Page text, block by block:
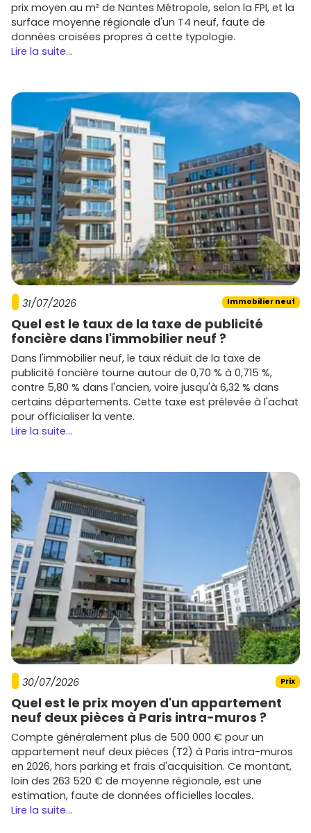
communes.
Sécurité d'achat: garanties VEFA,frais de notaire
réduits, livraison phasée.
programmes à suivre
Plusieurs promoteursnationaux et régionaux
interviennent régulièrement dans le secteur, avec des
opérations près de la gare, à
Villaroy
ou autour de la
base de loisirs :
Bouygues Immobilier
etNexity: large choix familial,
souvent avec espaces verts et commerces en pied
d'immeuble.
Cogedim,Kaufman & BroadetEiffage Immobilier:
résidences de standing, belles finitions et surfaces
généreuses.
Icade,MarignanetPitch Promotion: adresses
proches des transports et cœurs de quartier.
Interconstruction
,Groupe
Gambetta: acteurs franciliens avec une bonne
lecture des besoins locaux.
Sur Vivre dans le neuf, tu peux comparer les prestations
(plans, expositions, prix, stationnements) et suivre
l'avancement des chantiers par quartier.
Immobilier neuf Montigny-le-
Bretonneux : conseils pratiques pour
Définis ton budget
en intégrant le financement,
l'assurance et une éventuelle marge pour les options
(cuisine, revêtements).
Vérifie ton éligibilité au
(zone tendue) pour une
résidence principale, et les aides locales éventuelles.
Pour l'investissement, renseigne-toi sur le cadre fiscal
actuel (le dispositifPinel
a pris fin au niveau
national) et envisage lemeublé (LMNP)ou la
location longue durée près de la gare.
Compare les plans: double orientation, rangements,
hauteur sous plafond, qualité des extérieurs, parking
et cave.
Priorise lesquartiersen phase avec ton projet
une famille).
Challenge lecalendrier de livraison, la qualité des
matériaux, la notoriété dupromoteuret les
garanties (décennale, parfait achèvement).
Envie d'avancer sans perdre de temps ? Parcours dès
maintenant les offres d' immobilier neuf à Montigny-le-
Bretonneux sur Vivre dans le neuf, compare les prix,
repère les meilleures expositions et réserve le lot qui te
convient avant qu'il ne parte.
prix moyen au m² de Nantes Métropole, selon la FPI, et la
surface moyenne régionale d'un T4 neuf, faute de
données croisées propres à cette typologie.
Lire la suite...
31/07/2026 Immobilier neuf
Quel est le taux de la taxe de publicité
foncière dans l'immobilier neuf ?
Dans l'immobilier neuf, le taux réduit de la taxe de
publicité foncière tourne autour de 0,70 % à 0,715 %,
contre 5,80 % dans l'ancien, voire jusqu'à 6,32 % dans
certains départements. Cette taxe est prélevée à l'achat
pour officialiser la vente.
Lire la suite...
30/07/2026 Prix
Quel est le prix moyen d'un appartement
neuf deux pièces à Paris intra-muros ?
Compte généralement plus de 500 000 € pour un
appartement neuf deux pièces (T2) à Paris intra-muros
en 2026, hors parking et frais d'acquisition. Ce montant,
loin des 263 520 € de moyenne régionale, est une
estimation, faute de données officielles locales.
Lire la suite...